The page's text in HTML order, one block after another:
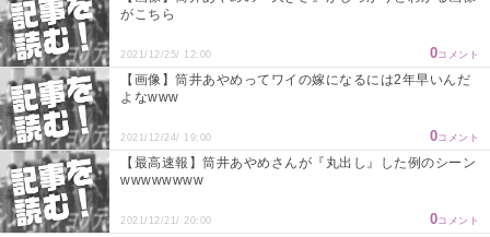
がこちら
2021/12/25/ 12:00 0コメント
【画像】筒井あやめってワイの嫁になるには2年早いんだ
よなwww
2021/12/24/ 19:00 0コメント
【最高速報】筒井あやめさんが『丸出し』した例のシーン
wwwwwwww
2021/12/21/ 20:00 0コメント